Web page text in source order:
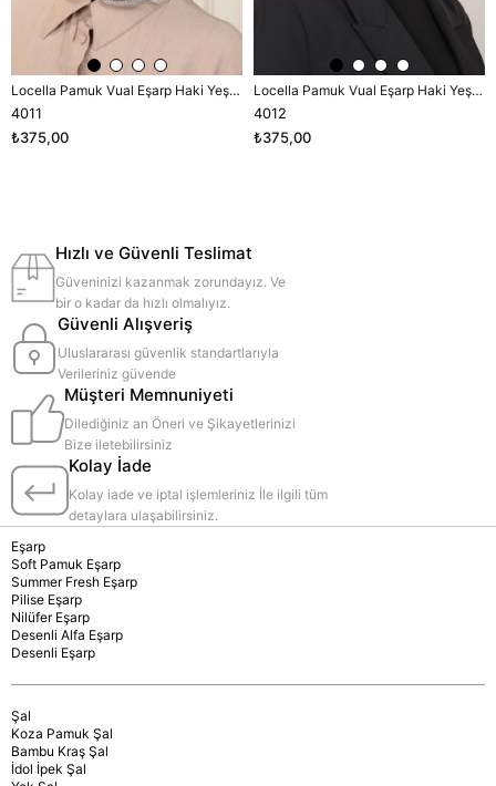
Locella Pamuk Vual Eşarp Haki Yeşili-2
4011
₺375,00
Locella Pamuk Vual Eşarp Haki Yeşili-2
4012
₺375,00
Hızlı ve Güvenli Teslimat
Güveninizi kazanmak zorundayız. Ve
bir o kadar da hızlı olmalıyız.
Güvenli Alışveriş
Uluslararası güvenlik standartlarıyla
Verileriniz güvende
Müşteri Memnuniyeti
Dilediğiniz an Öneri ve Şikayetlerinizi
Bize iletebilirsiniz
Kolay İade
Kolay iade ve iptal işlemleriniz İle ilgili tüm
detaylara ulaşabilirsiniz.
Eşarp
Soft Pamuk Eşarp
Summer Fresh Eşarp
Pilise Eşarp
Nilüfer Eşarp
Desenli Alfa Eşarp
Desenli Eşarp
Şal
Koza Pamuk Şal
Bambu Kraş Şal
İdol İpek Şal